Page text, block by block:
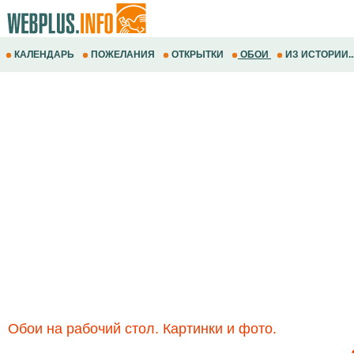
КАЛЕНДАРЬ ПОЖЕЛАНИЯ ОТКРЫТКИ ОБОИ ИЗ
Обои на рабочий стол. Картинки и фото.